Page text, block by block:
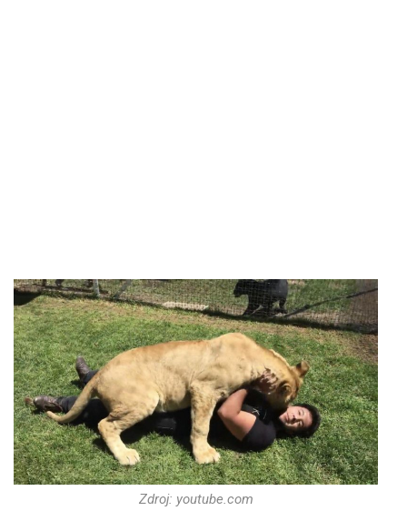
Zdroj: youtube.com